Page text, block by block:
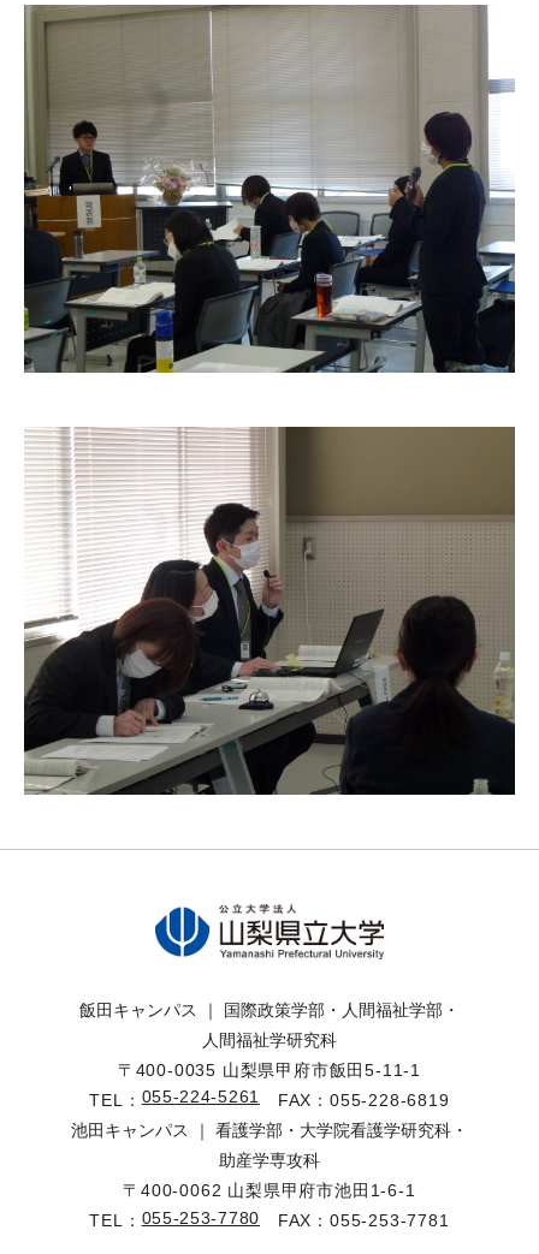
飯田キャンパス ｜ 国際政策学部・人間福祉学部・
人間福祉学研究科
〒400-0035 山梨県甲府市飯田5-11-1
TEL：055-224-5261 FAX：055-228-6819
池田キャンパス ｜ 看護学部・大学院看護学研究科・
助産学専攻科
〒400-0062 山梨県甲府市池田1-6-1
TEL：055-253-7780 FAX：055-253-7781